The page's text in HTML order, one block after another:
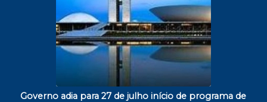
Governo adia para 27 de julho início de programa de